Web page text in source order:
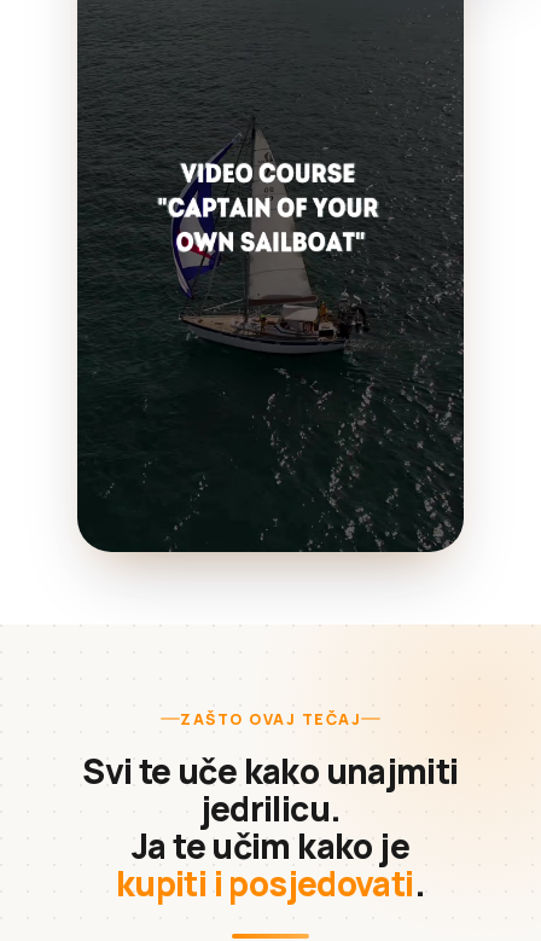
ZAŠTO OVAJ TEČAJ
Svi te uče kako unajmiti
jedrilicu.
Ja te učim kako je
kupiti i posjedovati.